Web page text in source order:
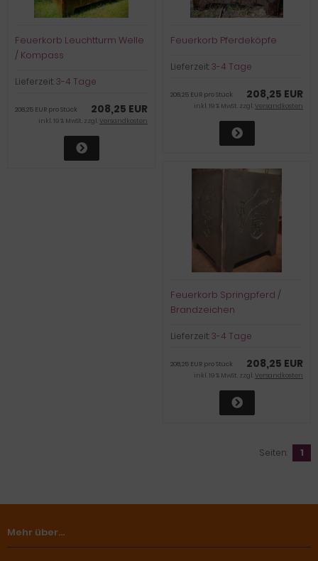
Feuerkorb Leuchtturm Welle
/ Kompass
Lieferzeit:3-4 Tage
208,25 EUR
208,25 EUR pro Stück
inkl. 19 % MwSt. zzgl.Versandkosten
Feuerkorb Pferdeköpfe
Lieferzeit:3-4 Tage
208,25 EUR
208,25 EUR pro Stück
inkl. 19 % MwSt. zzgl.Versandkosten
Feuerkorb Springpferd /
Brandzeichen
Lieferzeit:3-4 Tage
208,25 EUR
208,25 EUR pro Stück
inkl. 19 % MwSt. zzgl.Versandkosten
Seiten: 1
Mehr über...